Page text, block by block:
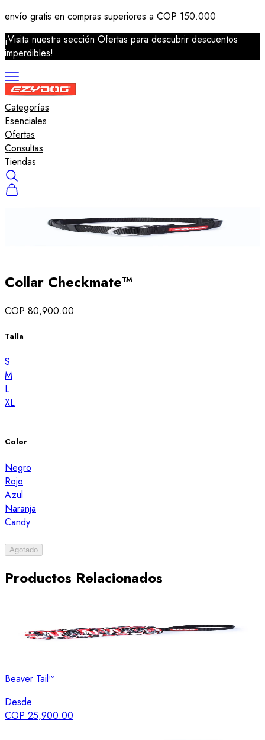
envío gratis en compras superiores a COP 150.000
¡Visita nuestra sección Ofertas para descubrir descuentos
imperdibles!
Categorías
Correas
Arneses
Collares
Salvavidas
Accesorios
Esenciales
Ofertas
Consultas
Tiendas
Collar Checkmate™
COP 80,900.00
Talla
S
M
L
XL
Color
Negro
Rojo
Azul
Naranja
Candy
Agotado
Productos Relacionados
Beaver Tail™
Desde
COP 25,900.00